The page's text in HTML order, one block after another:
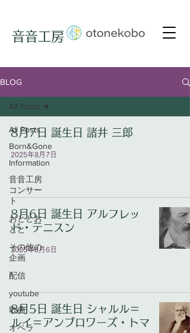
音音工房
BLOG
All Posts
Born&Gone
Information
音音工房
コンサー
ト
おととお
とと
その他の
企画
配信
youtube
歌曲
オペラ
All Posts
8月7日 誕生日 諸井 三郎
2025年8月7日
8月6日 誕生日 アルフレッ
ド・テニスン
2025年8月6日
8月5日 誕生日 シャルル＝
ルイ＝アンブロワーズ・トマ